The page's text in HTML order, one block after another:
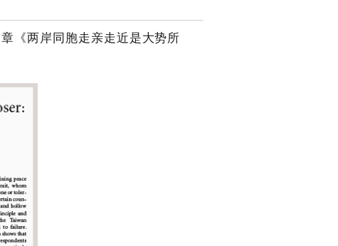
《两岸同胞走亲走近是大势所